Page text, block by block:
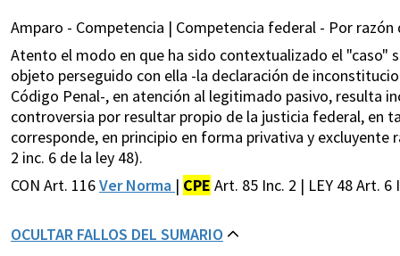
Amparo - Competencia | Competencia federal - Por razón
Atento el modo en que ha sido contextualizado el
objeto perseguido con ella -la declaración de
Código Penal-, en atención al legitimado pasivo, resulta
controversia por resultar propio de la justicia federal, en
corresponde, en principio en forma privativa y
2 inc. 6 de la ley 48).
CON Art. 116Ver Norma | CPE Art. 85 Inc. 2 | LEY 48 Art. 6
OCULTAR FALLOS DEL SUMARIO